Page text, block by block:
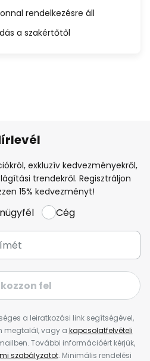
rendelkezésre áll
a szakértőtől
exkluzív kedvezményekről,
trendekről. Regisztráljon
15% kedvezményt!
Cég
fel
a leiratkozási link segítségével,
megtalál, vagy a kapcsolatfelvételi
További információért kérjük,
szabályzatot. Minimális rendelési